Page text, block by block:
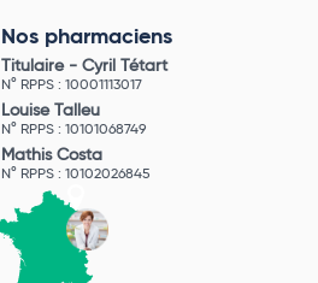
Nos pharmaciens
Titulaire - Cyril Tétart
N° RPPS : 10001113017
Louise Talleu
N° RPPS : 10101068749
Mathis Costa
N° RPPS : 10102026845